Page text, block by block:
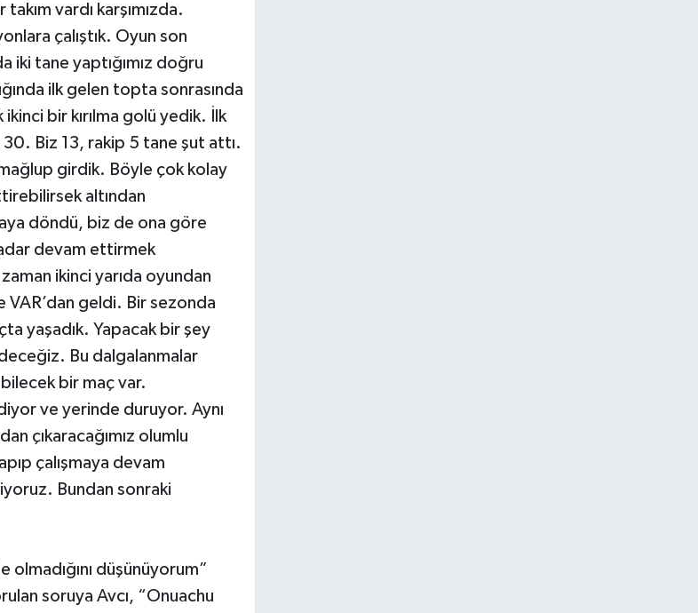
vardı karşımızda.
çalıştık. Oyun son
iki tane yaptığımız doğru
ilk gelen topta sonrasında
bir kırılma golü yedik. İlk
Biz 13, rakip 5 tane şut attı.
girdik. Böyle çok kolay
altından
döndü, biz de ona göre
devam ettirmek
ikinci yarıda oyundan
VAR’dan geldi. Bir sezonda
yaşadık. Yapacak bir şey
Bu dalgalanmalar
bir maç var.
ve yerinde duruyor. Aynı
çıkaracağımız olumlu
çalışmaya devam
Bundan sonraki
düşünüyorum”
soruya Avcı, “Onuachu